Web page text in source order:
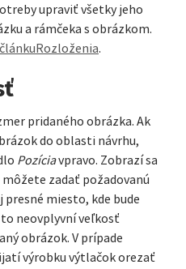
upraviť všetky jeho
a rámčeka s obrázkom.
článkuRozloženia.
pridaného obrázka. Ak
do oblasti návrhu,
Pozíciavpravo. Zobrazí sa
zadať požadovanú
presné miesto, kde bude
neovplyvní veľkosť
obrázok. V prípade
výrobku výtlačok orezať